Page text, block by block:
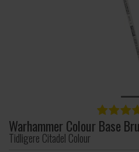
Warhammer Colour Base
Tidligere Citadel Colour